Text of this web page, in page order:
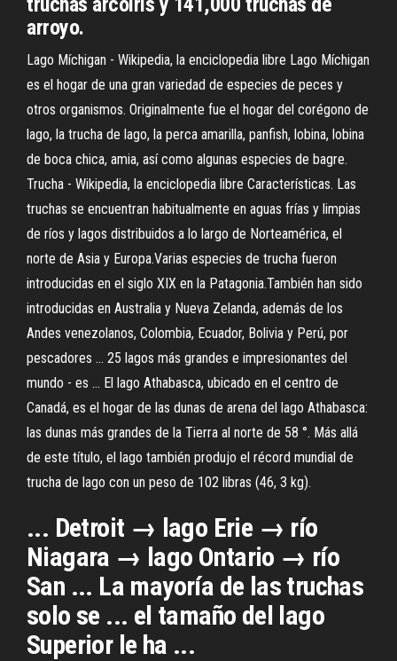
arroyo.
Lago Míchigan - Wikipedia, la enciclopedia libre Lago Míchigan
es el hogar de una gran variedad de especies de peces y
otros organismos. Originalmente fue el hogar del corégono de
lago, la trucha de lago, la perca amarilla, panfish, lobina, lobina
de boca chica, amia, así como algunas especies de bagre.
Trucha - Wikipedia, la enciclopedia libre Características. Las
truchas se encuentran habitualmente en aguas frías y limpias
de ríos y lagos distribuidos a lo largo de Norteamérica, el
norte de Asia y Europa.Varias especies de trucha fueron
introducidas en el siglo XIX en la Patagonia.También han sido
introducidas en Australia y Nueva Zelanda, además de los
Andes venezolanos, Colombia, Ecuador, Bolivia y Perú, por
pescadores ... 25 lagos más grandes e impresionantes del
mundo - es ... El lago Athabasca, ubicado en el centro de
Canadá, es el hogar de las dunas de arena del lago Athabasca:
las dunas más grandes de la Tierra al norte de 58 °. Más allá
de este título, el lago también produjo el récord mundial de
trucha de lago con un peso de 102 libras (46, 3 kg).
... Detroit → lago Erie → río
Niagara → lago Ontario → río
San ... La mayoría de las truchas
solo se ... el tamaño del lago
Superior le ha ...